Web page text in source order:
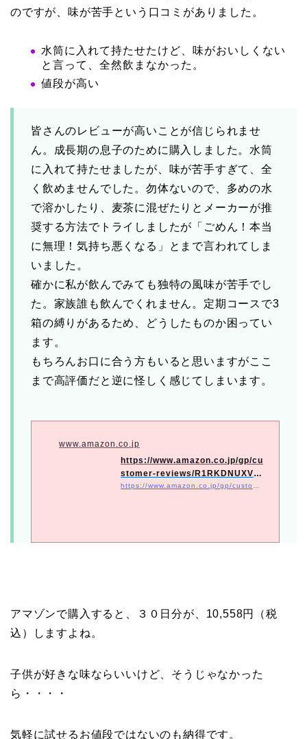
のですが、味が苦手という口コミがありました。
水筒に入れて持たせたけど、味がおいしくない
と言って、全然飲まなかった。
値段が高い
皆さんのレビューが高いことが信じられませ
ん。成長期の息子のために購入しました。水筒
に入れて持たせましたが、味が苦手すぎて、全
く飲めませんでした。勿体ないので、多めの水
で溶かしたり、麦茶に混ぜたりとメーカーが推
奨する方法でトライしましたが「ごめん！本当
に無理！気持ち悪くなる」とまで言われてしま
いました。
確かに私が飲んでみても独特の風味が苦手でし
た。家族誰も飲んでくれません。定期コースで3
箱の縛りがあるため、どうしたものか困ってい
ます。
もちろんお口に合う方もいると思いますがここ
まで高評価だと逆に怪しく感じてしまいます。
www.amazon.co.jp
https://www.amazon.co.jp/gp/cu
stomer-reviews/R1RKDNUXVS
R90T/ref=cm_cr_getr_d_...
アマゾンで購入すると、３０日分が、10,558円（税
込）しますよね。
子供が好きな味ならいいけど、そうじゃなかった
ら・・・・
気軽に試せるお値段ではないのも納得です。